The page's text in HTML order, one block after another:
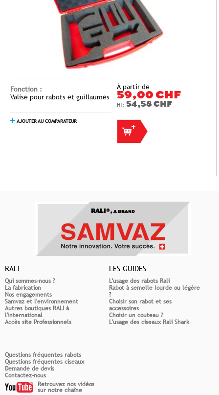
Fonction :
Valise pour rabots et guillaumes
AJOUTER AU COMPARATEUR
À partir de
59,00 CHF
54,58 CHF
RALI®,A BRAND
RALI
Qui sommes-nous ?
La fabrication
Nos engagements
Samvaz et l'environnement
Autres boutiques RALI à
l'international
Accès site Professionnels
LES GUIDES
L'usage des rabots Rali
Rabot à semelle lourde ou légère
?
Choisir son rabot et ses
accessoires
Choisir un couteau ?
L'usage des ciseaux Rali Shark
Questions fréquentes rabots
Questions fréquentes ciseaux
Demande de devis
Contactez-nous
Retrouvez nos vidéos
sur notre chaîne